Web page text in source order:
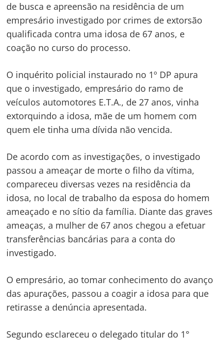
de busca e apreensão na residência de um
empresário investigado por crimes de extorsão
qualificada contra uma idosa de 67 anos, e
coação no curso do processo.
O inquérito policial instaurado no 1º DP apura
que o investigado, empresário do ramo de
veículos automotores E.T.A., de 27 anos, vinha
extorquindo a idosa, mãe de um homem com
quem ele tinha uma dívida não vencida.
De acordo com as investigações, o investigado
passou a ameaçar de morte o filho da vítima,
compareceu diversas vezes na residência da
idosa, no local de trabalho da esposa do homem
ameaçado e no sítio da família. Diante das graves
ameaças, a mulher de 67 anos chegou a efetuar
transferências bancárias para a conta do
investigado.
O empresário, ao tomar conhecimento do avanço
das apurações, passou a coagir a idosa para que
retirasse a denúncia apresentada.
Segundo esclareceu o delegado titular do 1°
de
Post